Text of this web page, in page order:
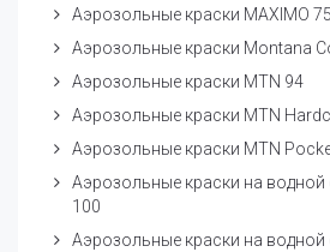
Аэрозольные краски MAXIMO
Аэрозольные краски Montana
Аэрозольные краски MTN 94
Аэрозольные краски MTN
Аэрозольные краски MTN
Аэрозольные краски на водной
100
Аэрозольные краски на водной